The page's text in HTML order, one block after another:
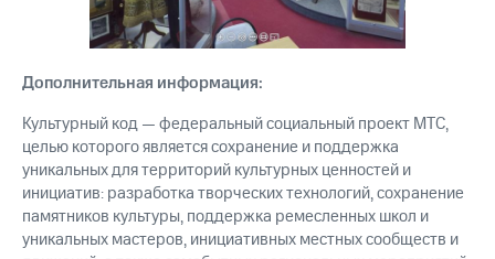
Дополнительная информация:
Культурный код — федеральный социальный проект МТС,
целью которого является сохранение и поддержка
уникальных для территорий культурных ценностей и
инициатив: разработка творческих технологий, сохранение
памятников культуры, поддержка ремесленных школ и
уникальных мастеров, инициативных местных сообществ и